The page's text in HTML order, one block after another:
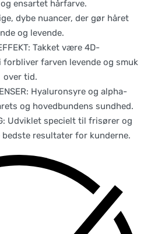
ensartet hårfarve.
dybe nuancer, der gør håret
og levende.
Takket være 4D-
farven levende og smuk
over tid.
Hyaluronsyre og alpha-
og hovedbundens sundhed.
Udviklet specielt til frisører og
resultater for kunderne.